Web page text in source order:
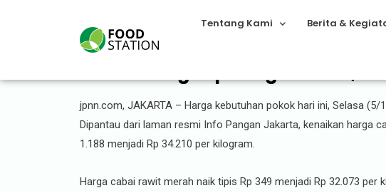
Tentang Kami Berita &
Daftar Lengkap Harga Cabai,
jpnn.com, JAKARTA – Harga kebutuhan pokok hari ini, Selasa
Dipantau dari laman resmi Info Pangan Jakarta, kenaikan harga
1.188 menjadi Rp 34.210 per kilogram.
Harga cabai rawit merah naik tipis Rp 349 menjadi Rp 32.073 per